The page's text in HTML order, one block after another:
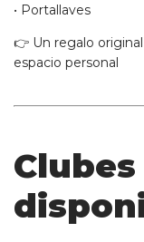
• Portallaves
👉 Un regalo
espacio personal